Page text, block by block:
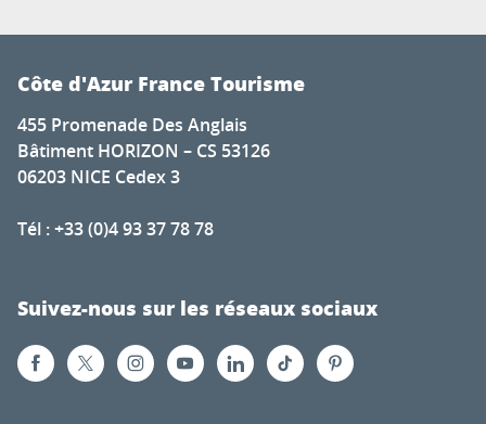
Côte d'Azur France Tourisme
455 Promenade Des Anglais
Bâtiment HORIZON – CS 53126
06203 NICE Cedex 3
Tél : +33 (0)4 93 37 78 78
Suivez-nous sur les réseaux sociaux